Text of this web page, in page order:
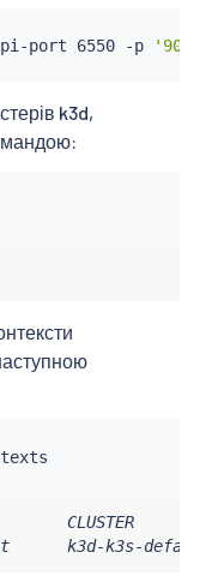
port 6550 -p
k3d,
CLUSTER
k3d-k3s-default